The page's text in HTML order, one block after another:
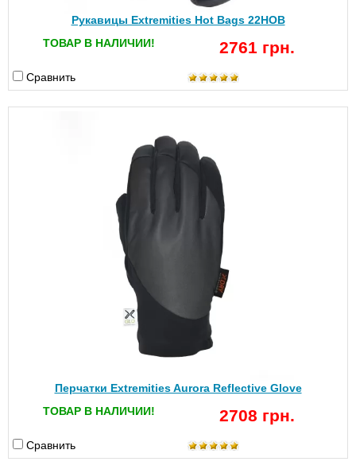
Рукавицы Extremities Hot Bags 22HOB
ТОВАР В НАЛИЧИИ!
2761 грн.
Сравнить
Перчатки Extremities Aurora Reflective Glove
ТОВАР В НАЛИЧИИ!
2708 грн.
Сравнить